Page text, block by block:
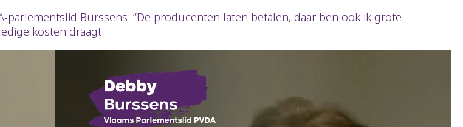
parlementslid Burssens: “De producenten laten betalen, daar ben ook ik grote
kosten draagt.